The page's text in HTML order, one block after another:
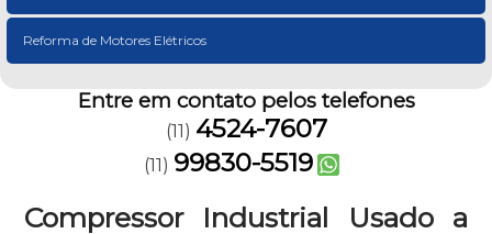
Reforma de Motores Elétricos
Entre em contato pelos telefones
(11) 4524-7607
(11) 99830-5519
Compressor Industrial Usado a